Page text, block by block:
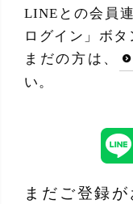
LINEとの会員
ログイン」ボタ
まだの方は、
い。
まだご登録